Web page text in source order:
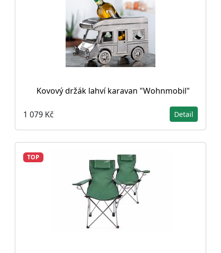
Kovový držák lahví karavan "Wohnmobil"
1 079 Kč Detail
TOP